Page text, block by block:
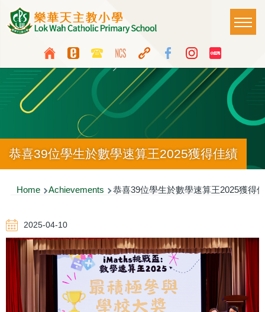
Skip to main content
Top
Media
Icon
Button
Language
switcher
Main
恭喜39位學生於數學速算王2025獲得佳績
Breadcrumb
Home Achievements 恭喜39位學生於數學速算王2025獲得
2025-04-10